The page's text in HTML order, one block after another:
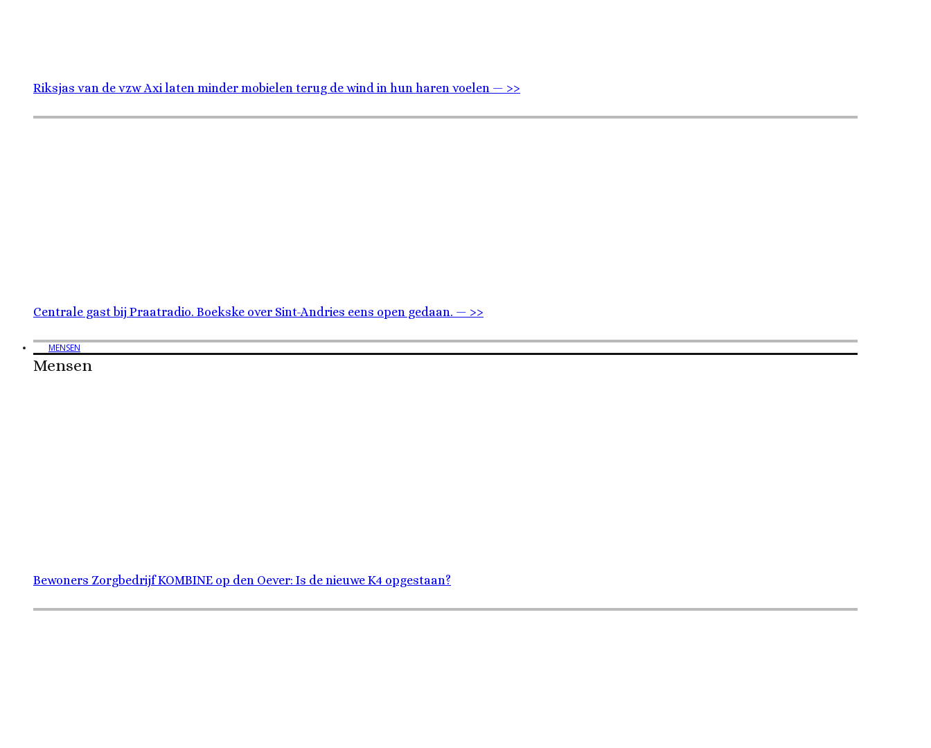
Riksjas van de vzw Axi laten minder mobielen terug de wind in hun haren voelen — >>
Centrale gast bij Praatradio. Boekske over Sint-Andries eens open gedaan. — >>
MENSEN
Mensen
Bewoners Zorgbedrijf KOMBINE op den Oever: Is de nieuwe K4 opgestaan?